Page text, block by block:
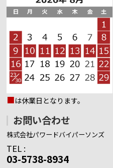
■は休業日となります。
お問い合わせ
株式会社パワードバイパーソンズ
TEL :
03-5738-8934